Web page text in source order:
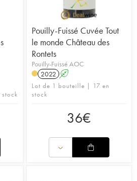
Pouilly-Fuissé Cuvée Tout
le monde Château des
Rontets
Pouilly-Fuissé AOC
2022 A
Lot de 1 bouteille | 17 en
stock
36€